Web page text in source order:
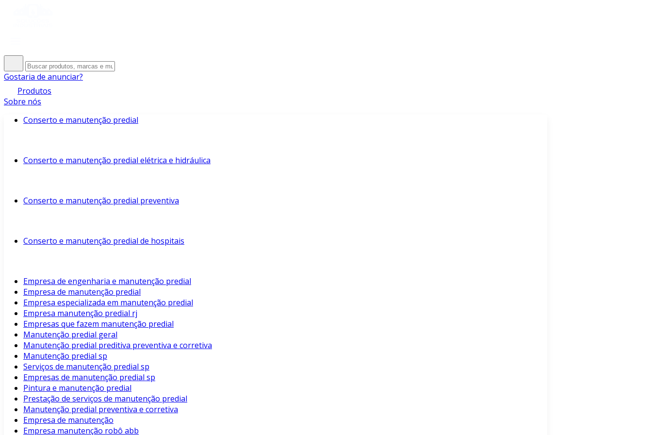
Gostaria de anunciar?
Produtos
Sobre nós
Conserto e manutenção predial
Conserto e manutenção predial elétrica e hidráulica
Conserto e manutenção predial preventiva
Conserto e manutenção predial de hospitais
Empresa de engenharia e manutenção predial
Empresa de manutenção predial
Empresa especializada em manutenção predial
Empresa manutenção predial rj
Empresas que fazem manutenção predial
Manutenção predial geral
Manutenção predial preditiva preventiva e corretiva
Manutenção predial sp
Serviços de manutenção predial sp
Empresas de manutenção predial sp
Pintura e manutenção predial
Prestação de serviços de manutenção predial
Manutenção predial preventiva e corretiva
Empresa de manutenção
Empresa manutenção robô abb